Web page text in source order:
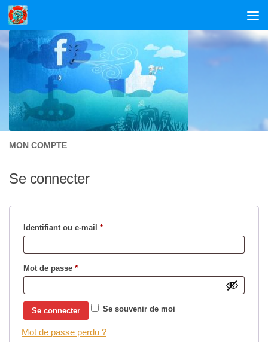
Skip to content
MON COMPTE
Se connecter
Identifiant ou e-mail *Obligatoire
Mot de passe *Obligatoire
Se souvenir de moi
Se connecter
Mot de passe perdu ?